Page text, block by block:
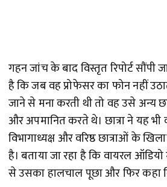
गहन जांच के बाद विस्तृत रिपोर्ट सौंपी
है कि जब वह प्रोफेसर का फोन नहीं
जाने से मना करती थी तो वह उसे अन्य
और अपमानित करते थे। छात्रा ने यह भी
विभागाध्यक्ष और वरिष्ठ छात्राओं के
है। बताया जा रहा है कि वायरल
से उसका हालचाल पूछा और फिर